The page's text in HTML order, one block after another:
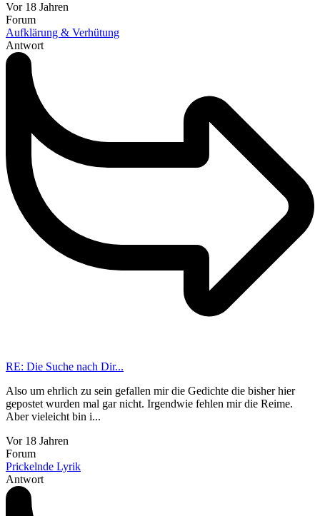
Vor 18 Jahren
Forum
Aufklärung & Verhütung
Antwort
RE: Die Suche nach Dir...
Also um ehrlich zu sein gefallen mir die Gedichte die bisher hier
gepostet wurden mal gar nicht. Irgendwie fehlen mir die Reime.
Aber vieleicht bin i...
Vor 18 Jahren
Forum
Prickelnde Lyrik
Antwort